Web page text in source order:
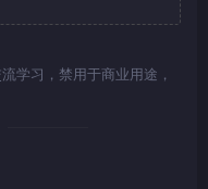
平原君不见，平原君几经
王，楚王拒绝出兵助赵抗
神，信陵君等始终不能将
独自往刺杀范睢，失手被
部壮烈牺牲。范睢施以退
学习，禁用于商业用途，